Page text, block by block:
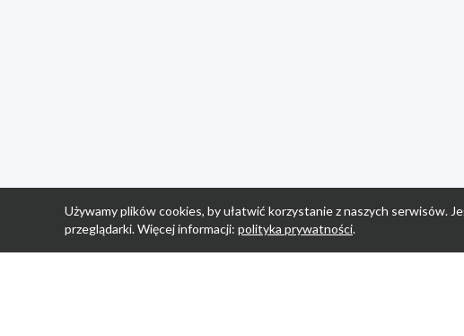
Używamy plików cookies, by ułatwić korzystanie z naszych serwisów.
przeglądarki. Więcej informacji: polityka prywatności.